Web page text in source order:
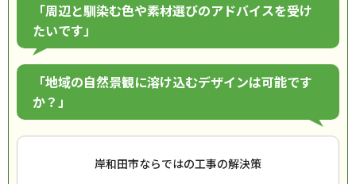
「周辺と馴染む色や素材選びのアドバイスを受け
たいです」
「地域の自然景観に溶け込むデザインは可能です
か？」
岸和田市ならではの工事の解決策